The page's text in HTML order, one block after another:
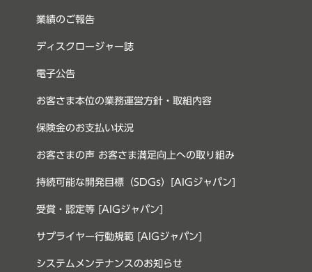
業績のご報告
ディスクロージャー誌
電子公告
お客さま本位の業務運営方針・取組内容
保険金のお支払い状況
お客さまの声 お客さま満足向上への取り組み
持続可能な開発目標（SDGs）[AIGジャパン]
受賞・認定等 [AIGジャパン]
サプライヤー行動規範 [AIGジャパン]
システムメンテナンスのお知らせ